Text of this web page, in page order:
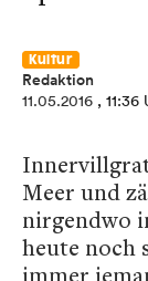
Kultur
Redaktion
11.05.2016 , 11:36
Meer und
nirgendwo
heute noch
immer